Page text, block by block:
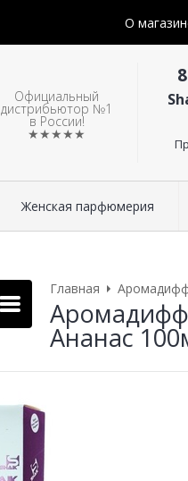
О
Официальный
дистрибьютор №1
в России!
★★★★★
Женская парфюмерия
Главная
Ананас